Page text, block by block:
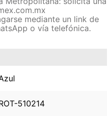
mediante un link de
o vía telefónica.
510214